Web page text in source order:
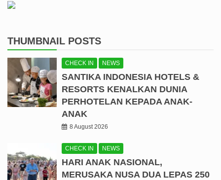
THUMBNAIL POSTS
CHECK IN NEWS
SANTIKA INDONESIA HOTELS &
RESORTS KENALKAN DUNIA
PERHOTELAN KEPADA ANAK-
ANAK
8 August 2026
CHECK IN NEWS
HARI ANAK NASIONAL,
MERUSAKA NUSA DUA LEPAS 250